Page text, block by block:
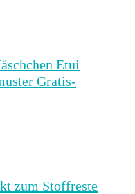
zum Stoffreste